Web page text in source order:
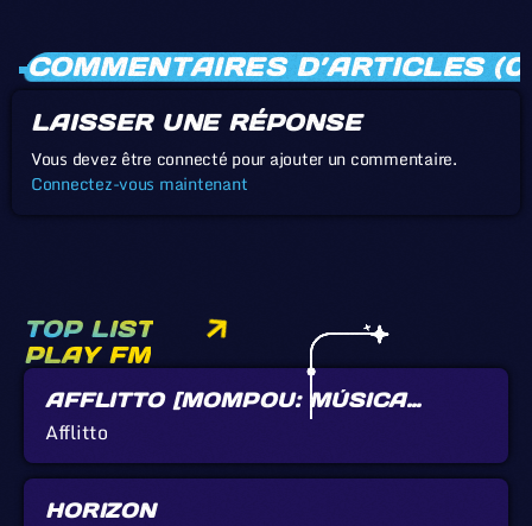
COMMENTAIRES D’ARTICLES
LAISSER UNE RÉPONSE
Vous devez être connecté pour ajouter un commentaire.
Connectez-vous maintenant
TOP LIST
PLAY FM
AFFLITTO [MOMPOU: MÚSICA
CALLADA]
Afflitto
HORIZON